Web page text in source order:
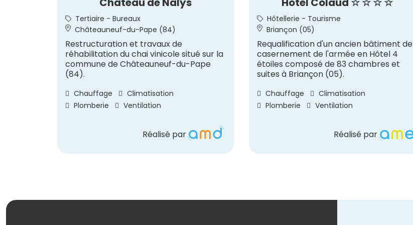
Tertiaire - Bureaux
Châteauneuf-du-Pape (84)
Restructuration et travaux de
réhabilitation du chai vinicole situé sur la
commune de Châteauneuf-du-Pape
(84).
Chauffage
Climatisation
Plomberie
Ventilation
Réalisé par
Hôtellerie - Tourisme
Briançon (05)
Requalification d'un ancien bâtiment de
casernement de l'armée en Hôtel 4
étoiles composé de 83 chambres et
suites à Briançon (05).
Chauffage
Climatisation
Plomberie
Ventilation
Réalisé par